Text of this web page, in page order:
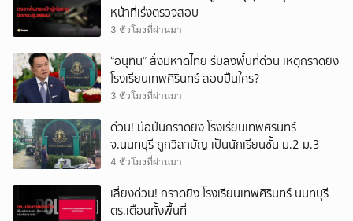
หน้าที่เร่งตรวจสอบ
3 ชั่วโมงที่ผ่านมา
“อนุทิน” สั่งมหาดไทย รีบลงพื้นที่ด่วน เหตุกราดยิง
โรงเรียนเทพศิรินทร์ สอบปืนใคร?
3 ชั่วโมงที่ผ่านมา
ด่วน! มือปืนกราดยิง โรงเรียนเทพศิรินทร์
จ.นนทบุรี ถูกวิสามัญ เป็นนักเรียนชั้น ม.2-ม.3
4 ชั่วโมงที่ผ่านมา
เลี่ยงด่วน! กราดยิง โรงเรียนเทพศิรินทร์ นนทบุรี
ตร.เตือนทั้งพื้นที่